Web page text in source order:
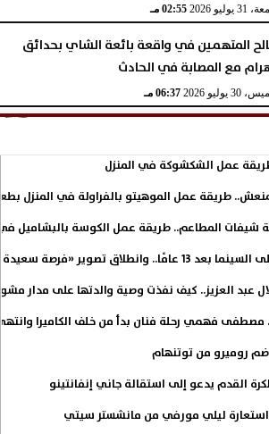
2026 02:55 مـ
المتهمين في واقعة بائعة الشاي بحدائق
مع المصابة في الحادث
30 يوليو 2026 06:37 مـ
طريقة عمل الشكشوكة في المنزل
طريقة عمل الموهيتو بالفراولة في المنزل
شيفات المطاعم.. طريقة عمل الكوسة بالبشاميل
وانطلاق تصوير «فرصة سعيدة»
عبد العزيز.. كيف نفذت وصية والدتها على مدار
فهمي رحلة فنان بدأ من خلف الكاميرا وانتهى
روميرو من توتنهام
القدم يدعو إلى استقالة جاني إنفانتينو
استعارة ليلي مورفي من مانشستر سيتي